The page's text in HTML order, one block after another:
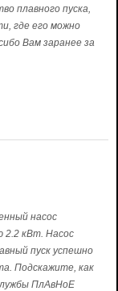
плавного пуска,
где его можно
Вам заранее за
насос
2.2 кВт. Насос
пуск успешно
Подскажите, как
ПлАвНоЕ